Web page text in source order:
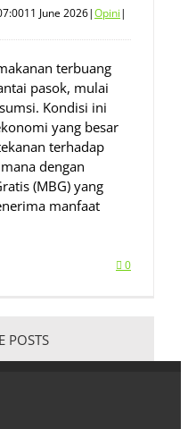
11 June 2026|Opini|
terbuang
pasok, mulai
Kondisi ini
yang besar
terhadap
dengan
(MBG) yang
manfaat
0
POSTS